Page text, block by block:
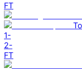
FT
1-
2-
FT